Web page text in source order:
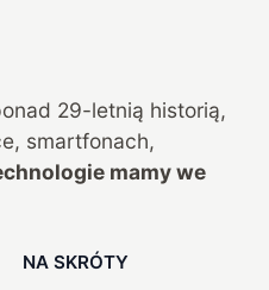
29-letnią historią,
smartfonach,
mamy we
NA SKRÓTY